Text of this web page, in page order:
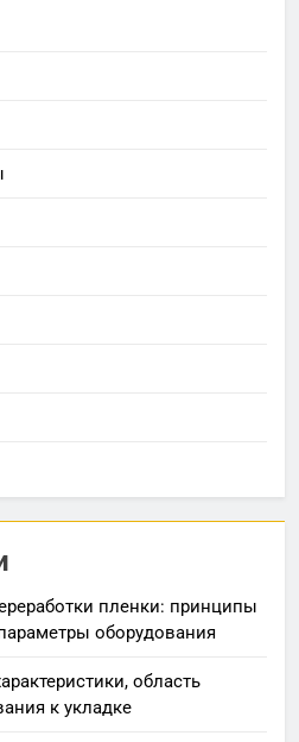
пленки: принципы
оборудования
область
к укладке